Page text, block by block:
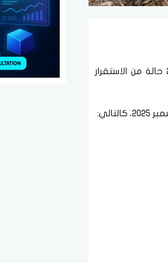
شهدت أسعار الدواجنفي أسواق وبورصة مصر اليوم الخميس 4 ديسمبر 2025 حالة من الاستقرار